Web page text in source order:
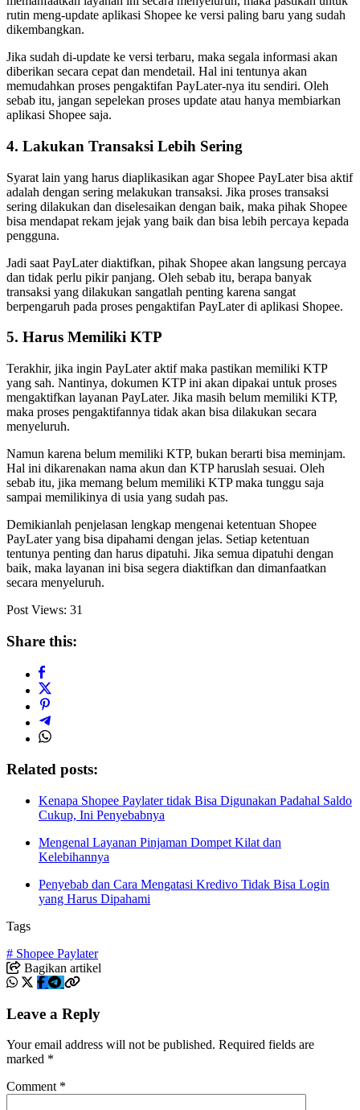
rutin meng-update aplikasi Shopee ke versi paling baru yang sudah
dikembangkan.
Jika sudah di-update ke versi terbaru, maka segala informasi akan
diberikan secara cepat dan mendetail. Hal ini tentunya akan
memudahkan proses pengaktifan PayLater-nya itu sendiri. Oleh
sebab itu, jangan sepelekan proses update atau hanya membiarkan
aplikasi Shopee saja.
4. Lakukan Transaksi Lebih Sering
Syarat lain yang harus diaplikasikan agar Shopee PayLater bisa aktif
adalah dengan sering melakukan transaksi. Jika proses transaksi
sering dilakukan dan diselesaikan dengan baik, maka pihak Shopee
bisa mendapat rekam jejak yang baik dan bisa lebih percaya kepada
pengguna.
Jadi saat PayLater diaktifkan, pihak Shopee akan langsung percaya
dan tidak perlu pikir panjang. Oleh sebab itu, berapa banyak
transaksi yang dilakukan sangatlah penting karena sangat
berpengaruh pada proses pengaktifan PayLater di aplikasi Shopee.
5. Harus Memiliki KTP
Terakhir, jika ingin PayLater aktif maka pastikan memiliki KTP
yang sah. Nantinya, dokumen KTP ini akan dipakai untuk proses
mengaktifkan layanan PayLater. Jika masih belum memiliki KTP,
maka proses pengaktifannya tidak akan bisa dilakukan secara
menyeluruh.
Namun karena belum memiliki KTP, bukan berarti bisa meminjam.
Hal ini dikarenakan nama akun dan KTP haruslah sesuai. Oleh
sebab itu, jika memang belum memiliki KTP maka tunggu saja
sampai memilikinya di usia yang sudah pas.
Demikianlah penjelasan lengkap mengenai ketentuan Shopee
PayLater yang bisa dipahami dengan jelas. Setiap ketentuan
tentunya penting dan harus dipatuhi. Jika semua dipatuhi dengan
baik, maka layanan ini bisa segera diaktifkan dan dimanfaatkan
secara menyeluruh.
Post Views: 31
Share this:
Related posts:
Kenapa Shopee Paylater tidak Bisa Digunakan Padahal Saldo
Cukup, Ini Penyebabnya
Mengenal Layanan Pinjaman Dompet Kilat dan
Kelebihannya
Penyebab dan Cara Mengatasi Kredivo Tidak Bisa Login
yang Harus Dipahami
Tags
# Shopee Paylater
Bagikan artikel
Leave a Reply
Your email address will not be published. Required fields are
marked *
Comment *